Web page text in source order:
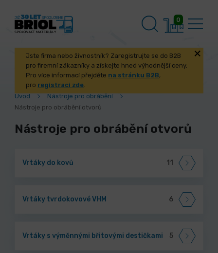
0
Jste firma nebo živnostník? Zaregistrujte se do B2B
pro firemní zákazníky a získejte hned výhodnější ceny.
Pro více informací přejděte na stránku B2B,
pro registraci zde.
Úvod
Nástroje pro obrábění
Nástroje pro obrábění otvorů
Nástroje pro obrábění otvorů
Vrtáky do kovů 11
Vrtáky tvrdokovové VHM 6
Vrtáky s výměnnými břitovými destičkami 5